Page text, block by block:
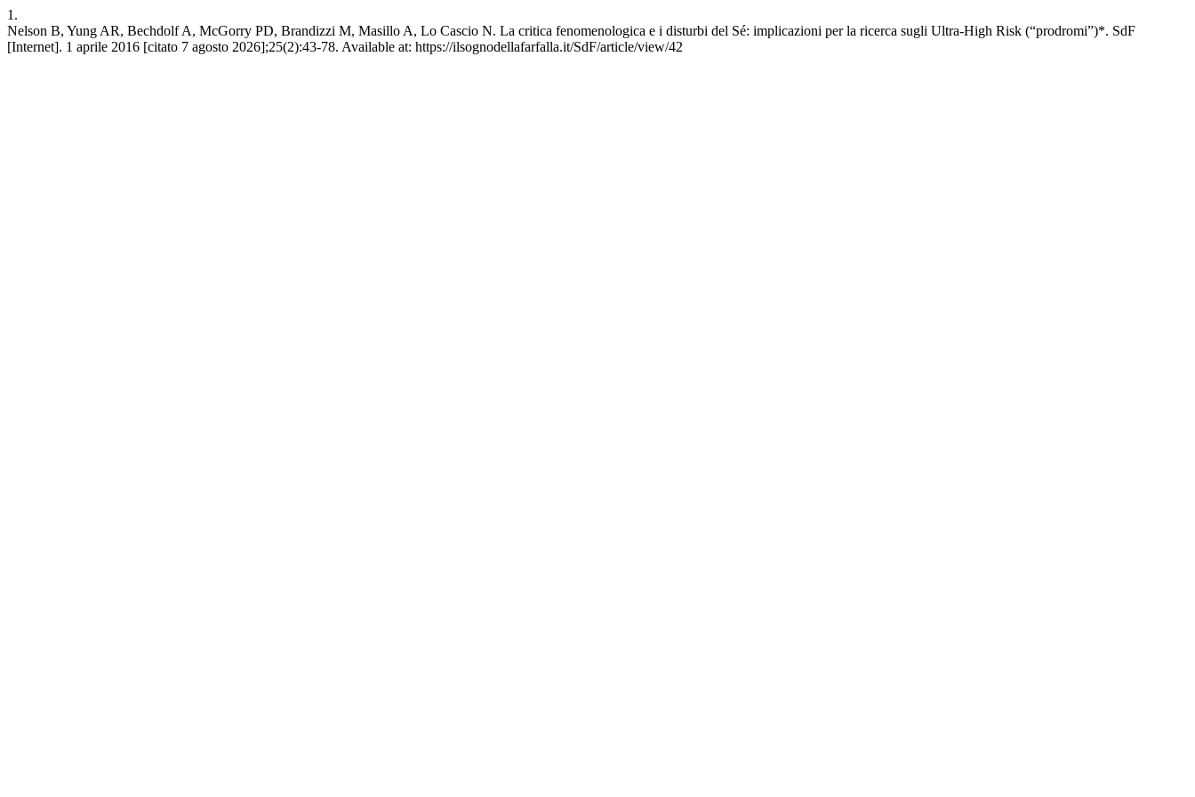
1.
Nelson B, Yung AR, Bechdolf A, McGorry PD, Brandizzi M, Masillo A, Lo Cascio N. La critica fenomenologica e i disturbi del Sé: implicazioni per la ricerca sugli Ultra-High Risk (“prodromi”)*. SdF
[Internet]. 1 aprile 2016 [citato 7 agosto 2026];25(2):43-78. Available at: https://ilsognodellafarfalla.it/SdF/article/view/42